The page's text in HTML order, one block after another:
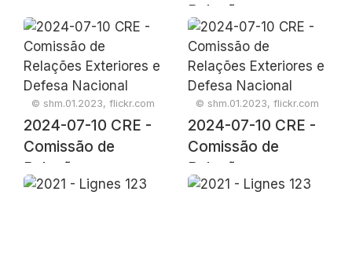
Relações
Exteriores e Defesa
Nacional
© shm.01.2023, flickr.com
2024-07-10 CRE -
Comissão de
Relações
Exteriores e Defesa
© shm.01.2023, flickr.com
2024-07-10 CRE -
Comissão de
Relações
Exteriores e Defesa